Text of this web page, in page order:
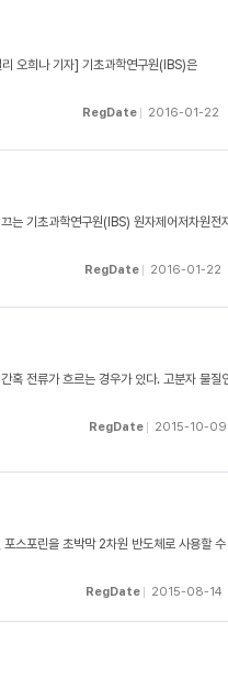
오희나 기자] 기초과학연구원(IBS)은
RegDate 2016-01-22
는 기초과학연구원(IBS) 원자제어저차원전
RegDate 2016-01-22
혹 전류가 흐르는 경우가 있다. 고분자 물질
RegDate 2015-10-09
스포린을 초박막 2차원 반도체로 사용할
RegDate 2015-08-14